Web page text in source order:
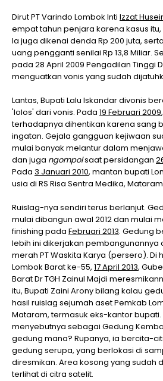
Dirut PT Varindo Lombok Inti Izzat
empat tahun penjara karena kasus
Ia juga dikenai denda Rp 200 juta,
uang pengganti senilai Rp 13,8 Miliar.
pada 28 April 2009 Pengadilan Tinggi
menguatkan vonis yang sudah
Lantas, Bupati Lalu Iskandar divonis
'lolos' dari vonis. Pada 19 Februari 2009
terhadapnya dihentikan karena sang
ingatan. Gejala gangguan kejiwaan
mulai banyak melantur dalam
dan juga ngompolsaat persidangan
Pada 3 Januari 2010, mantan bupati
usia di RS Risa Sentra Medika,
Ruislag-nya sendiri terus berlanjut.
mulai dibangun awal 2012 dan mulai
finishing pada Februari 2013. Gedung
lebih ini dikerjakan
merah PT Waskita Karya (persero). Di
Lombok Barat ke-55, 17 April 2013,
Barat Dr TGH Zainul Majdi
itu, Bupati Zaini Arony bilang kalau
hasil ruislag sejumah aset Pemkab
Mataram, termasuk eks-kantor bupati.
menyebutnya sebagai Gedung
gedung mana? Rupanya, ia bercita-
gedung serupa, yang berlokasi di
diresmikan. Area kosong yang sudah
terlihat di citra satelit.